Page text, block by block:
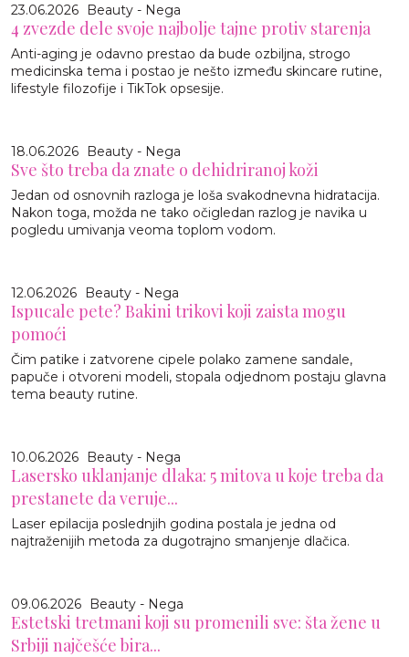
23.06.2026 Beauty - Nega
4 zvezde dele svoje najbolje tajne protiv starenja
Anti-aging je odavno prestao da bude ozbiljna, strogo
medicinska tema i postao je nešto između skincare rutine,
lifestyle filozofije i TikTok opsesije.
18.06.2026 Beauty - Nega
Sve što treba da znate o dehidriranoj koži
Jedan od osnovnih razloga je loša svakodnevna hidratacija.
Nakon toga, možda ne tako očigledan razlog je navika u
pogledu umivanja veoma toplom vodom.
12.06.2026 Beauty - Nega
Ispucale pete? Bakini trikovi koji zaista mogu
pomoći
Čim patike i zatvorene cipele polako zamene sandale,
papuče i otvoreni modeli, stopala odjednom postaju glavna
tema beauty rutine.
10.06.2026 Beauty - Nega
Lasersko uklanjanje dlaka: 5 mitova u koje treba da
prestanete da veruje...
Laser epilacija poslednjih godina postala je jedna od
najtraženijih metoda za dugotrajno smanjenje dlačica.
09.06.2026 Beauty - Nega
Estetski tretmani koji su promenili sve: šta žene u
Srbiji najčešće bira...